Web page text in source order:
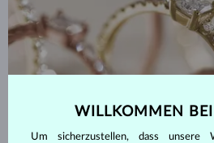
WILLKOMMEN
Um sicherzustellen, dass unsere